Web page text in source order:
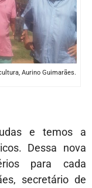
Aurino Guimarães.
e temos a
Dessa nova
para cada
secretário de